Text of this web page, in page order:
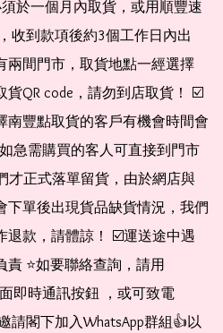
於一個月內取貨，或用順豐速
收到款項後約3個工作日內出
兩間門市，取貨地點一經選擇
QR code，請勿到店取貨！ ☑️
南豐點取貨的客戶有機會時間會
急需購買的客人可直接到門市
才正式落單留貨，由於網店與
下單後出現貨品缺貨情況，我們
退款，請體諒！ ☑️運送途中遇
⭐️如要聯絡查詢，請用
即時通訊按鈕 ，或可致電
請閣下加入WhatsApp群組👍以